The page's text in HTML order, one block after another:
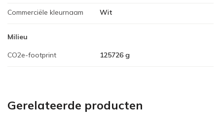
Commerciële kleurnaam Wit
Milieu
CO2e-footprint 125726 g
Gerelateerde producten